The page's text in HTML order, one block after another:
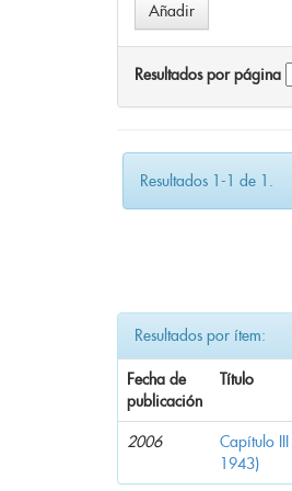
Resultados por página
Resultados 1-1 de 1.
Resultados por ítem:
Fecha de
publicación
Título
2006
Capítulo
1943)